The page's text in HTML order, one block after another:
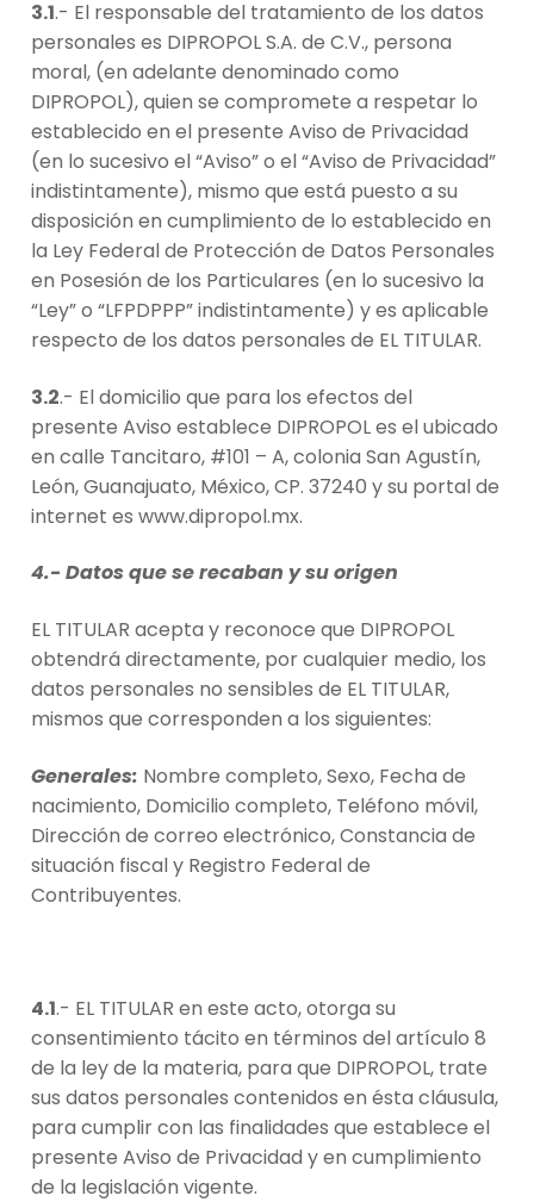
3.1.- El responsable del tratamiento de los datos
personales es DIPROPOL S.A. de C.V., persona
moral, (en adelante denominado como
DIPROPOL), quien se compromete a respetar lo
establecido en el presente Aviso de Privacidad
(en lo sucesivo el “Aviso” o el “Aviso de Privacidad”
indistintamente), mismo que está puesto a su
disposición en cumplimiento de lo establecido en
la Ley Federal de Protección de Datos Personales
en Posesión de los Particulares (en lo sucesivo la
“Ley” o “LFPDPPP” indistintamente) y es aplicable
respecto de los datos personales de EL TITULAR.
3.2.- El domicilio que para los efectos del
presente Aviso establece DIPROPOL es el ubicado
en calle Tancitaro, #101 – A, colonia San Agustín,
León, Guanajuato, México, CP. 37240 y su portal de
internet es www.dipropol.mx.
4.- Datos que se recaban y su origen
EL TITULAR acepta y reconoce que DIPROPOL
obtendrá directamente, por cualquier medio, los
datos personales no sensibles de EL TITULAR,
mismos que corresponden a los siguientes:
Generales: Nombre completo, Sexo, Fecha de
nacimiento, Domicilio completo, Teléfono móvil,
Dirección de correo electrónico, Constancia de
situación fiscal y Registro Federal de
Contribuyentes.
4.1.- EL TITULAR en este acto, otorga su
consentimiento tácito en términos del artículo 8
de la ley de la materia, para que DIPROPOL, trate
sus datos personales contenidos en ésta cláusula,
para cumplir con las finalidades que establece el
presente Aviso de Privacidad y en cumplimiento
de la legislación vigente.